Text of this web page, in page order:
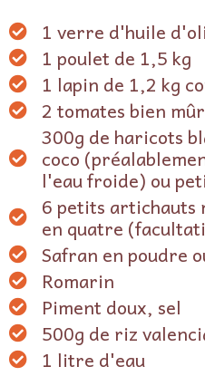
1 verre d'huile
1 poulet de 1,5 kg
1 lapin de 1,2 kg
2 tomates bien
300g de haricots
coco
l'eau froide) ou
6 petits artichauts
en quatre
Safran en poudre
Romarin
Piment doux, sel
500g de riz
1 litre d'eau